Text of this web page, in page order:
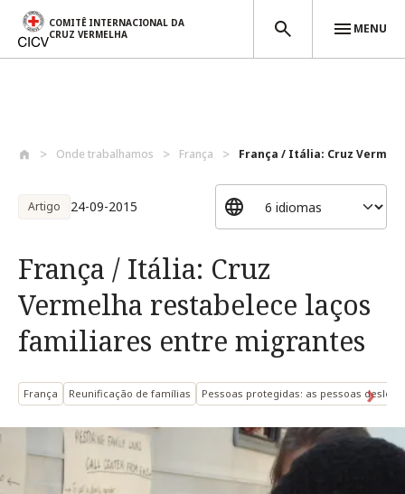
COMITÊ INTERNACIONAL DA
CRUZ VERMELHA
MENU
Onde trabalhamos França França / Itália: Cruz
Artigo 24-09-2015
França / Itália: Cruz
Vermelha restabelece laços
familiares entre migrantes
França Reunificação de famílias Pessoas protegidas: as pessoas